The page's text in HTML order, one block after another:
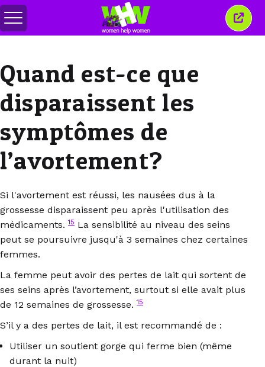
Basculer
le
cette
Quand est-ce que
disparaissent les
symptômes de
l’avortement?
Si l'avortement est réussi, les nausées dus à la
grossesse disparaissent peu après l'utilisation des
médicaments.15 La sensibilité au niveau des seins
peut se poursuivre jusqu'à 3 semaines chez certaines
femmes.
La femme peut avoir des pertes de lait qui sortent de
ses seins après l’avortement, surtout si elle avait plus
de 12 semaines de grossesse.15
S’il y a des pertes de lait, il est recommandé de :
Utiliser un soutient gorge qui ferme bien (même
durant la nuit)